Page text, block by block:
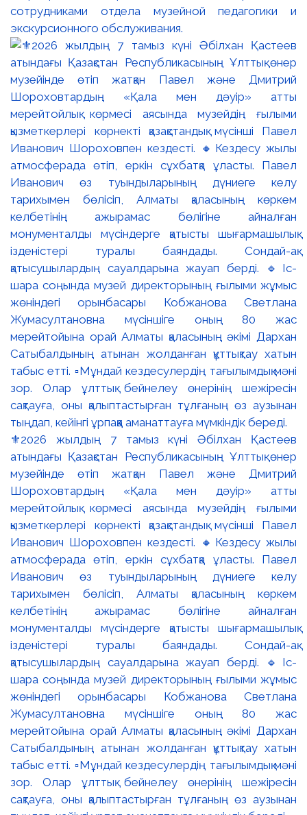
сотрудниками отдела музейной педагогики и
экскурсионного обслуживания.
⚜️2026 жылдың 7 тамыз күні Әбілхан Қастеев
атындағы Қазақстан Республикасының Ұлттық өнер
музейінде өтіп жатқан Павел және Дмитрий
Шороховтардың «Қала мен дәуір» атты
мерейтойлық көрмесі аясында музейдің ғылыми
қызметкерлері көрнекті қазақстандық мүсінші Павел
Иванович Шороховпен кездесті. 🔸Кездесу жылы
атмосферада өтіп, еркін сұхбатқа ұласты. Павел
Иванович өз туындыларының дүниеге келу
тарихымен бөлісіп, Алматы қаласының көркем
келбетінің ажырамас бөлігіне айналған
монументалды мүсіндерге қатысты шығармашылық
ізденістері туралы баяндады. Сондай-ақ
қатысушылардың сауалдарына жауап берді. 🔹Іс-
шара соңында музей директорының ғылыми жұмыс
жөніндегі орынбасары Кобжанова Светлана
Жумасултановна мүсіншіге оның 80 жас
мерейтойына орай Алматы қаласының әкімі Дархан
Сатыбалдының атынан жолданған құттықтау хатын
табыс етті. ▫️Мұндай кездесулердің тағылымдық мәні
зор. Олар ұлттық бейнелеу өнерінің шежіресін
сақтауға, оны қалыптастырған тұлғаның өз аузынан